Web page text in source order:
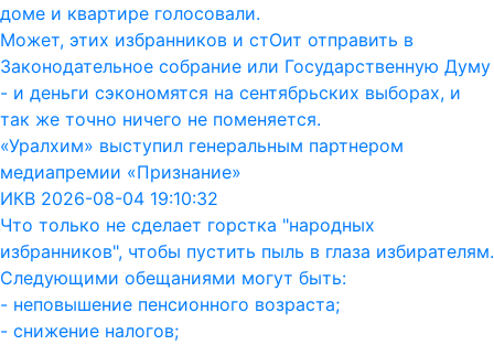
доме и квартире голосовали.
Может, этих избранников и стОит отправить в
Законодательное собрание или Государственную Думу
- и деньги сэкономятся на сентябрьских выборах, и
так же точно ничего не поменяется.
«Уралхим» выступил генеральным партнером
медиапремии «Признание»
ИКВ 2026-08-04 19:10:32
Что только не сделает горстка "народных
избранников", чтобы пустить пыль в глаза избирателям.
Следующими обещаниями могут быть:
- неповышение пенсионного возраста;
- снижение налогов;